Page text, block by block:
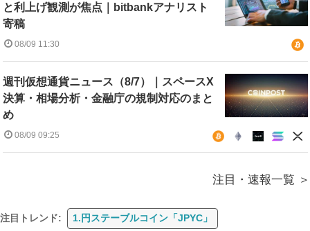
と利上げ観測が焦点｜bitbankアナリスト
寄稿
08/09 11:30
週刊仮想通貨ニュース（8/7）｜スペースX
決算・相場分析・金融庁の規制対応のまと
め
08/09 09:25
注目・速報一覧
注目トレンド: 1.円ステーブルコイン「JPYC」